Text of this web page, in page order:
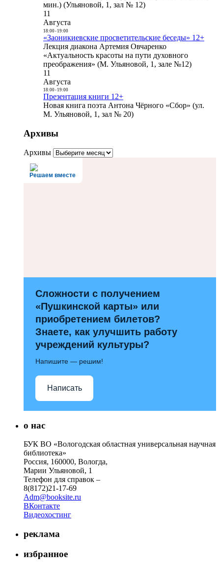
мин.) (Ульяновой, 1, зал № 12)
11
Августа
18:00- 19:00
«Заоникиевские просветительские беседы» 12+
Лекция диакона Артемия Овчаренко
«Актуальность красоты на пути духовного
преображения» (М. Ульяновой, 1, зале №12)
11
Августа
18:00- 19:00
Презентация книги 12+
Новая книга поэта Антона Чёрного «Сбор» (ул.
М. Ульяновой, 1, зал № 20)
Архивы
Архивы
Решаем вместе
Сложности с получением
«Пушкинской карты» или
приобретением билетов?
Знаете, как улучшить работу
учреждений культуры?
Напишите — решим!
Написать
о нас
БУК ВО «Вологодская областная универсальная научная
библиотека»
Россия, 160000, Вологда,
Марии Ульяновой, 1
Телефон для справок –
8(8172)21-17-69
Adm@booksite.ru
ВКонтакте
Видеохостинг
реклама
избранное